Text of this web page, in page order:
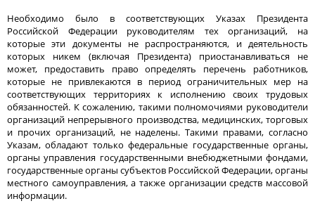
Необходимо было в соответствующих Указах Президента
Российской Федерации руководителям тех организаций, на
которые эти документы не распространяются, и деятельность
которых никем (включая Президента) приостанавливаться не
может, предоставить право определять перечень работников,
которые не привлекаются в период ограничительных мер на
соответствующих территориях к исполнению своих трудовых
обязанностей. К сожалению, такими полномочиями руководители
организаций непрерывного производства, медицинских, торговых
и прочих организаций, не наделены. Такими правами, согласно
Указам, обладают только федеральные государственные органы,
органы управления государственными внебюджетными фондами,
государственные органы субъектов Российской Федерации, органы
местного самоуправления, а также организации средств массовой
информации.